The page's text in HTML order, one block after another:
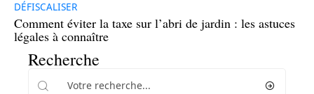
DÉFISCALISER
Comment éviter la taxe sur l’abri de jardin : les astuces
légales à connaître
Recherche